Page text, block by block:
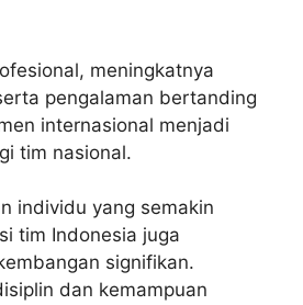
meningkatnya
pengalaman bertanding
internasional menjadi
tim nasional.
individu yang semakin
tim Indonesia juga
signifikan.
dan kemampuan